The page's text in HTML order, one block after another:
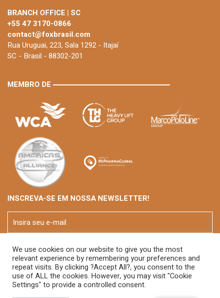
BRANCH OFFICE | SC
+55 47 3170-0866
contact@foxbrasil.com
Rua Uruguai, 223, Sala 1292 - Itajaí
SC - Brasil - 88302-201
MEMBRO DE
INSCREVA-SE EM NOSSA NEWSLETTER!
We use cookies on our website to give you the most
relevant experience by remembering your preferences and
repeat visits. By clicking ?Accept All?, you consent to the
use of ALL the cookies. However, you may visit "Cookie
Settings" to provide a controlled consent.